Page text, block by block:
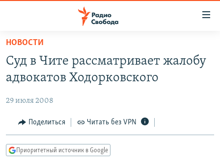
упрощенного
доступа
основному
Вернутся
главной
навигации
ПОДКАСТЫ
ЦИТАТЫ СВОБОДЫ
МНЕНИЯ
IDEL.РЕАЛИИ
НОВОСТИ
Суд в Чите рассматривает жалобу
адвокатов Ходорковского
29 июля 2008
Поделиться Читать без VPN
Приоритетный источник в Google